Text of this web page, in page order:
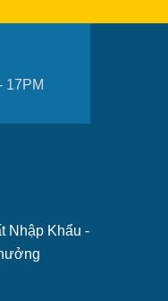
17PM
Nhập Khẩu -